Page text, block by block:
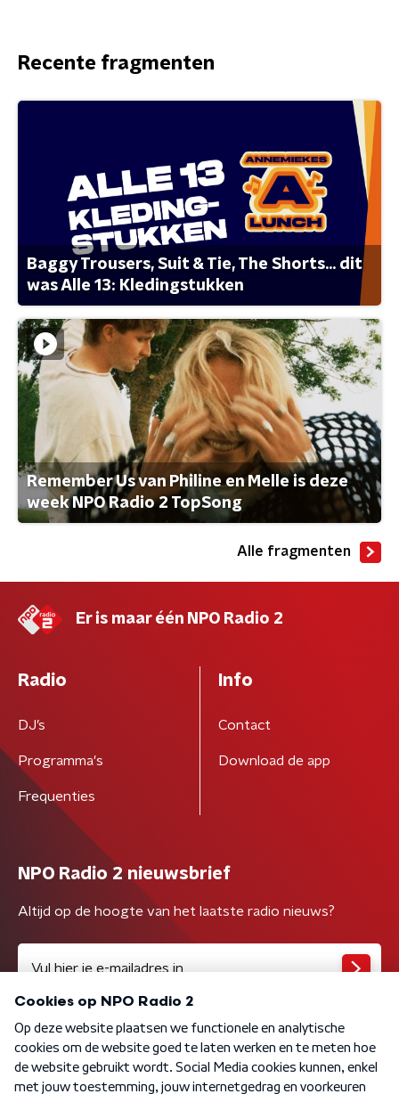
Recente fragmenten
Baggy Trousers, Suit & Tie, The Shorts... dit
was Alle 13: Kledingstukken
Remember Us van Philine en Melle is deze
week NPO Radio 2 TopSong
Alle fragmenten
Er is maar één NPO Radio 2
Radio
DJ’s
Programma's
Frequenties
Info
Contact
Download de app
NPO Radio 2 nieuwsbrief
Altijd op de hoogte van het laatste radio nieuws?
Algemene voorwaarden